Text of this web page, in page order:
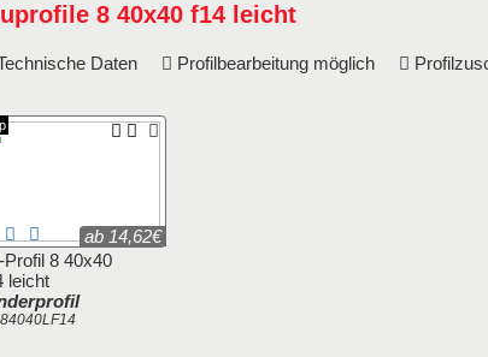
8 40x40 f14 leicht
Daten Profilbearbeitung möglich
Profil 8 40x40
leicht
ab 14,62€